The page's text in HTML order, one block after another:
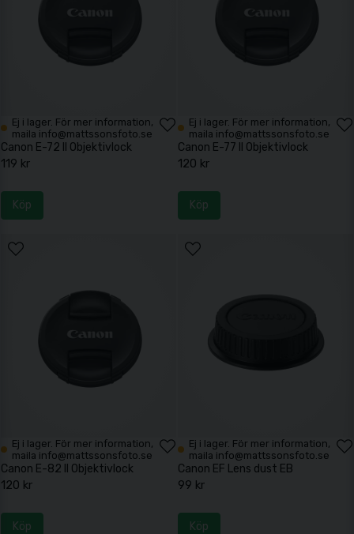
Ni är alltid välkomna att kontakta oss eller besöka butiken i Lund, så
Ej i lager. För mer information,
maila info@mattssonsfoto.se
Canon E-72 II Objektivlock
119 kr
Köp
Ej i lager. För mer information,
maila info@mattssonsfoto.se
Canon E-77 II Objektivlock
120 kr
Köp
Ej i lager. För mer information,
maila info@mattssonsfoto.se
Canon E-82 II Objektivlock
120 kr
Köp
Ej i lager. För mer information,
maila info@mattssonsfoto.se
Canon EF Lens dust EB
99 kr
Köp